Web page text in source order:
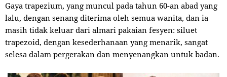
Gaya trapezium, yang muncul pada tahun 60-an abad yang
lalu, dengan senang diterima oleh semua wanita, dan ia
masih tidak keluar dari almari pakaian fesyen: siluet
trapezoid, dengan kesederhanaan yang menarik, sangat
selesa dalam pergerakan dan menyenangkan untuk badan.